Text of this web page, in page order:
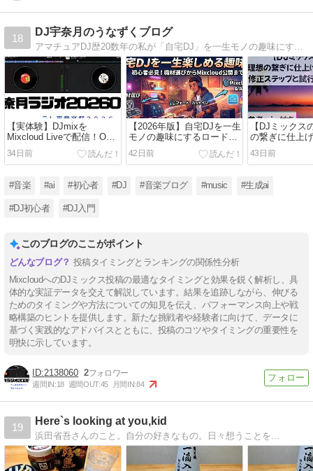
18
DJ宇奈月のうなずくブログ
【実体験】DJmixを
Mixcloud Liveで配信！OBS
設定を初心者向けに解説
34日前
【2026年版】自宅DJを一生
モノの趣味にするロードマ
ップ｜初心者向け完全ガイ
ド
42日前
【DJミックス
の繋ぎに仕上
つの修正ステ
誤のプロセス
43日前
#音楽 #ai #初心者 #DJ #音楽ブログ #music #生成ai
#DJ初心者 #DJ入門
このブログのここがポイント
投稿タイミングとランキングの関係性分析
MixcloudへのDJミックス投稿の最適なタイミングと効果を鋭く解析し、具
体的な実証データを交えて解説しています。結果を追跡しながら、伸びる
ためのタイミングや方法についての知見を伝え、パフォーマンス向上や戦
略構築のヒントを提供します。新たな挑戦者や経験者に向けて、データに
基づく実践的なアドバイスとともに、投稿のコツやタイミングの重要性を
明快に示しています。
2138060 2
週間IN:18 週間OUT:45 月間IN:84
19
Here`s looking at you,kid
浜田省吾さんのこと。自分の好きなもの。日々想うことを...